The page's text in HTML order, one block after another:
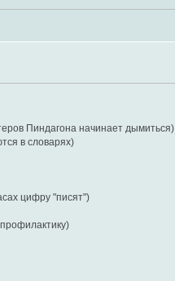
Пиндагона начинает дымиться)
в словарях)
цифру "писят")